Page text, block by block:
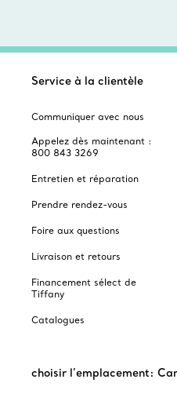
Service à la clientèle
Communiquer avec nous
Appelez dès maintenant :
800 843 3269
Entretien et réparation
Prendre rendez-vous
Foire aux questions
Livraison et retours
Financement sélect de
Tiffany
Catalogues
choisir l’emplacement: